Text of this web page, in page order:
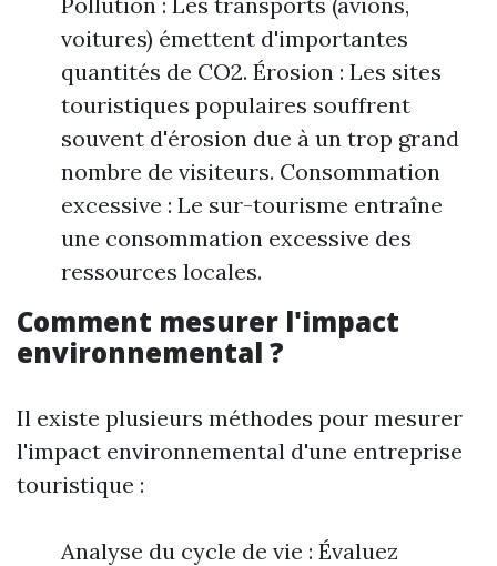
voitures) émettent d'importantes
quantités de CO2. Érosion : Les sites
touristiques populaires souffrent
souvent d'érosion due à un trop grand
nombre de visiteurs. Consommation
excessive : Le sur-tourisme entraîne
une consommation excessive des
ressources locales.
Comment mesurer l'impact
environnemental ?
Il existe plusieurs méthodes pour mesurer
l'impact environnemental d'une entreprise
touristique :
Analyse du cycle de vie : Évaluez